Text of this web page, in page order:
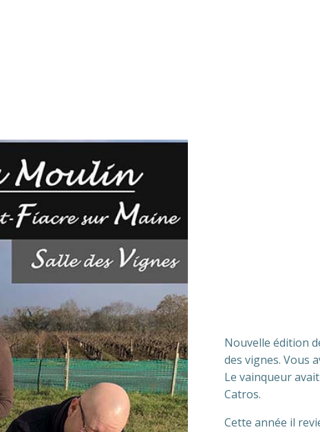
Nouvelle édition
des vignes. Vous
Le vainqueur
Catros.
Cette année il